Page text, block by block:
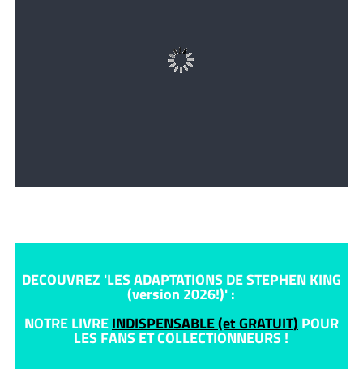
DECOUVREZ 'LES ADAPTATIONS DE STEPHEN KING
(version 2026!)' :
NOTRE LIVREINDISPENSABLE (et GRATUIT) POUR
LES FANS ET COLLECTIONNEURS !